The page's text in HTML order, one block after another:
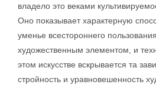
владело это веками
Оно показывает характерную
уменье всестороннего
художественным элементом, и
этом искусстве вскрывается та
стройность и уравновешенность